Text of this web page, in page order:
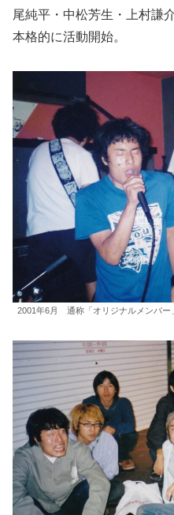
尾純平・中松芳生・上村謙
本格的に活動開始。
2001年6月 通称「オリジナルメンバー